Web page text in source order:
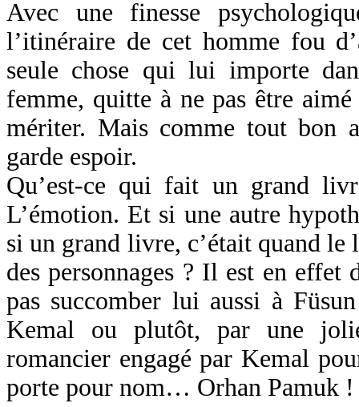
Avec une finesse
l’itinéraire de cet homme fou
seule chose qui lui importe
femme, quitte à ne pas être
mériter. Mais comme tout bon
garde espoir.
Qu’est-ce qui fait un grand
L’émotion. Et si une autre
si un grand livre, c’était quand le
des personnages ? Il est en
pas succomber lui aussi à
Kemal ou plutôt, par une
romancier engagé par Kemal
porte pour nom… Orhan Pamuk !